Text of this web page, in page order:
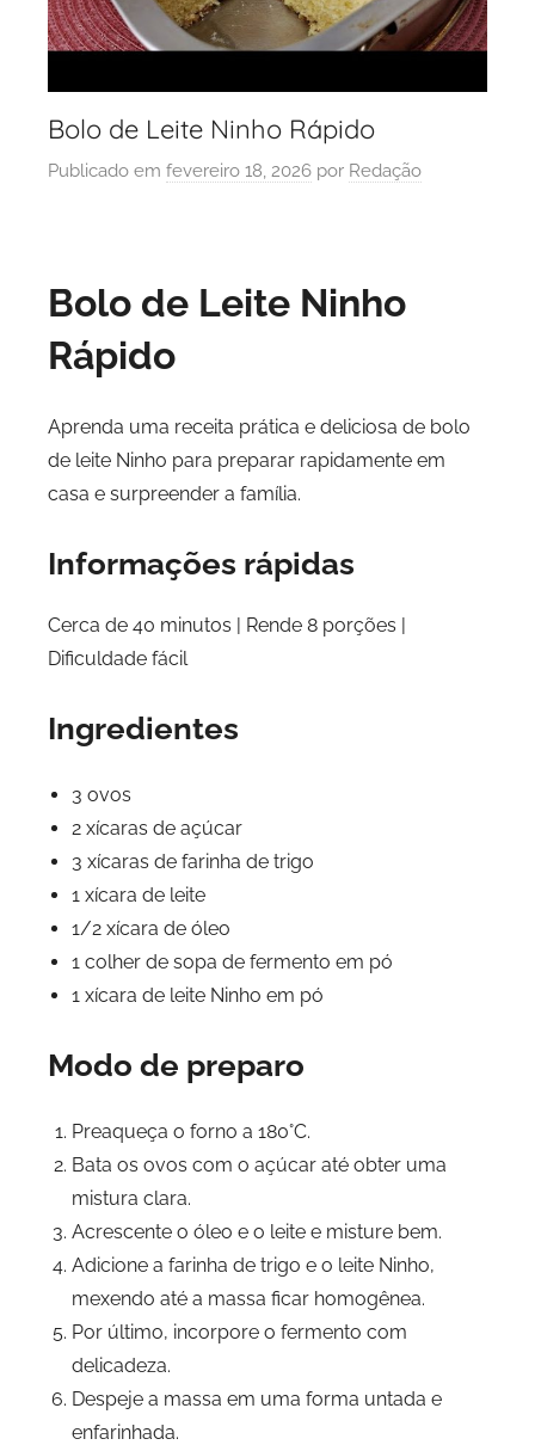
Bolo de Leite Ninho Rápido
Publicado em fevereiro 18, 2026 por Redação
Bolo de Leite Ninho
Rápido
Aprenda uma receita prática e deliciosa de bolo
de leite Ninho para preparar rapidamente em
casa e surpreender a família.
Informações rápidas
Cerca de 40 minutos | Rende 8 porções |
Dificuldade fácil
Ingredientes
3 ovos
2 xícaras de açúcar
3 xícaras de farinha de trigo
1 xícara de leite
1/2 xícara de óleo
1 colher de sopa de fermento em pó
1 xícara de leite Ninho em pó
Modo de preparo
Preaqueça o forno a 180°C.
Bata os ovos com o açúcar até obter uma
mistura clara.
Acrescente o óleo e o leite e misture bem.
Adicione a farinha de trigo e o leite Ninho,
mexendo até a massa ficar homogênea.
Por último, incorpore o fermento com
delicadeza.
Despeje a massa em uma forma untada e
enfarinhada.